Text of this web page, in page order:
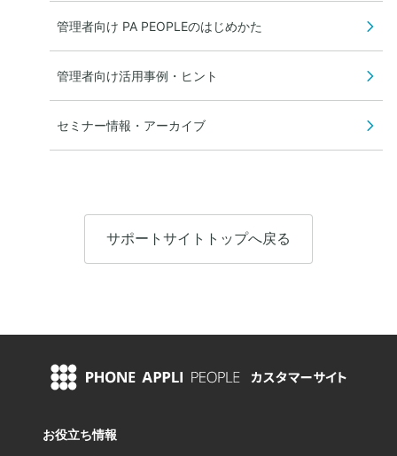
管理者向け PA PEOPLEのはじめかた
管理者向け活用事例・ヒント
セミナー情報・アーカイブ
サポートサイトトップへ戻る
お役立ち情報